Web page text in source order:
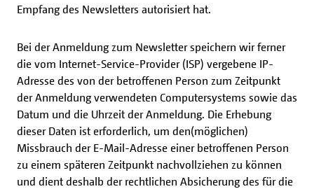
Empfang des Newsletters autorisiert hat.
Bei der Anmeldung zum Newsletter speichern wir ferner
die vom Internet-Service-Provider (ISP) vergebene IP-
Adresse des von der betroffenen Person zum Zeitpunkt
der Anmeldung verwendeten Computersystems sowie das
Datum und die Uhrzeit der Anmeldung. Die Erhebung
dieser Daten ist erforderlich, um den(möglichen)
Missbrauch der E-Mail-Adresse einer betroffenen Person
zu einem späteren Zeitpunkt nachvollziehen zu können
und dient deshalb der rechtlichen Absicherung des für die